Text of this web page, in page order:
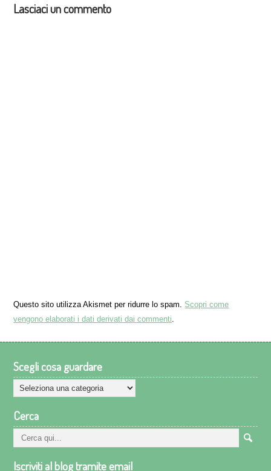
Lasciaci un commento
Questo sito utilizza Akismet per ridurre lo spam. Scopri come
vengono elaborati i dati derivati dai commenti.
Scegli cosa guardare
Scegli
cosa
guardare
Cerca
Iscriviti al blog tramite email